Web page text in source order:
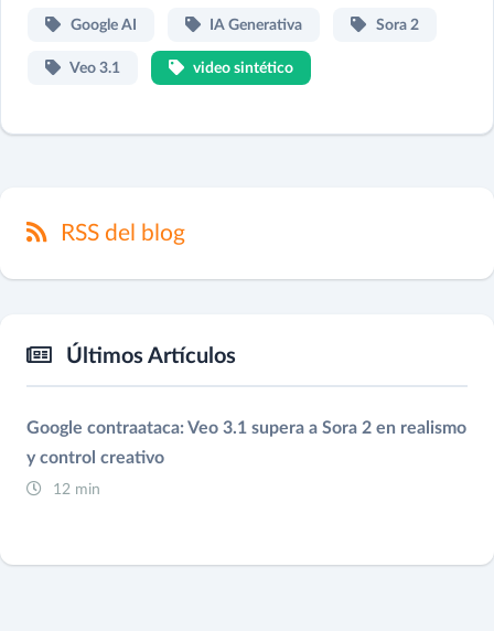
Google AI IA Generativa Sora 2
Veo 3.1 video sintético
RSS del blog
Últimos Artículos
Google contraataca: Veo 3.1 supera a Sora 2 en realismo
y control creativo
12 min